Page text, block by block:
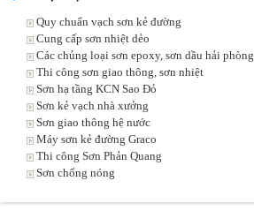
Quy chuẩn vạch sơn kẻ đường
Cung cấp sơn nhiệt dẻo
Các chủng loại sơn epoxy, sơn dầu hải phòng
Thi công sơn giao thông, sơn nhiệt
Sơn hạ tầng KCN Sao Đỏ
Sơn kẻ vạch nhà xưởng
Sơn giao thông hệ nước
Máy sơn kẻ đường Graco
Thi công Sơn Phản Quang
Sơn chống nóng